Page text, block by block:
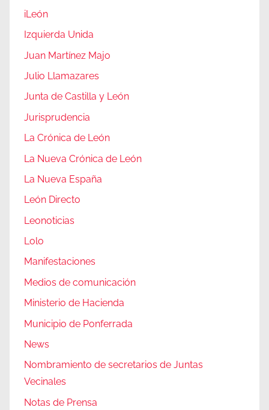
iLeón
Izquierda Unida
Juan Martínez Majo
Julio Llamazares
Junta de Castilla y León
Jurisprudencia
La Crónica de León
La Nueva Crónica de León
La Nueva España
León Directo
Leonoticias
Lolo
Manifestaciones
Medios de comunicación
Ministerio de Hacienda
Municipio de Ponferrada
News
Nombramiento de secretarios de Juntas
Vecinales
Notas de Prensa